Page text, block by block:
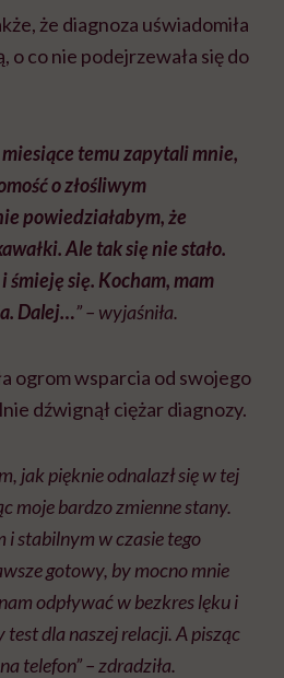
że diagnoza uświadomiła
o co nie podejrzewała się do
temu zapytali mnie,
o złośliwym
powiedziałabym, że
Ale tak się nie stało.
śmieję się. Kocham, mam
Dalej…” – wyjaśniła.
ogrom wsparcia od swojego
dźwignął ciężar diagnozy.
jak pięknie odnalazł się w tej
moje bardzo zmienne stany.
i stabilnym w czasie tego
gotowy, by mocno mnie
odpływać w bezkres lęku i
dla naszej relacji. A pisząc
telefon” – zdradziła.